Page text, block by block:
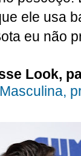
ele usa
eu não
Look,